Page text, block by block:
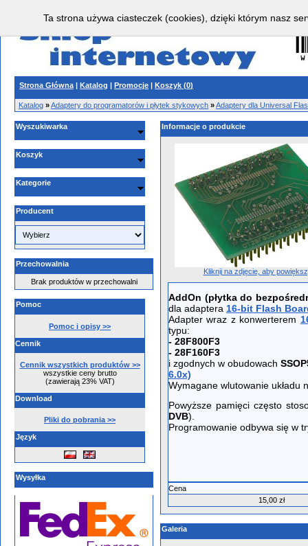
Strona Główna | Katalog | Promocje | Koszyk (0)
Katalog »Adaptery do programatorów i płytek stykowych »Adaptery dla Universal
Wyszukiwarka
Koszyk
Kategorie
Producent
Przechowalnia
Brak produktów w przechowalni
Pomoc
Pomoc i opisy >>
Cennik
Cennik wszystkich produktów >>
wszystkie ceny brutto
(zawierają 23% VAT)
Download
Pliki do pobrania >>
Język
Wysyłka
Informacje o produkcie
Kliknij na zdjęcie, aby
AddOn (płytka do
dla adaptera 16-bit Flash
Adapter wraz z konwerterem
typu:
- 28F800F3
- 28F160F3
i zgodnych w obudowach
6.0x)
Wymagane wlutowanie układu
Powyższe pamięci często
DVB).
Programowanie odbywa się w
Cena
15,00 zł
Galeria
Ta strona używa ciasteczek (cookies), dzięki którym nasz